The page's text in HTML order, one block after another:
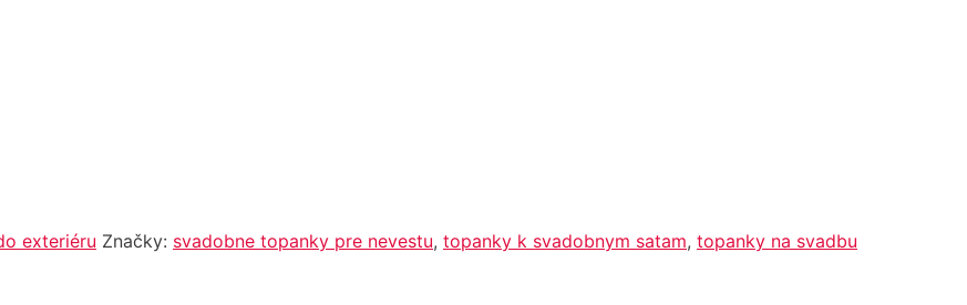
exteriéru Značky: svadobne topanky pre nevestu, topanky k svadobnym satam, topanky na svadbu